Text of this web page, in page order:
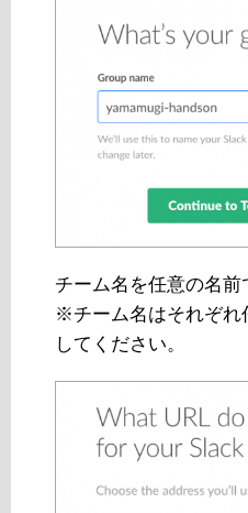
チーム名を任意の名前
※チーム名はそれぞれ
してください。